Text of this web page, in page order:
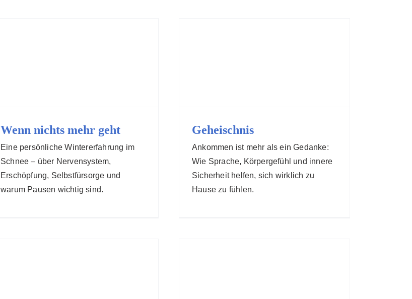
Wenn nichts mehr geht
Eine persönliche Wintererfahrung im
Schnee – über Nervensystem,
Erschöpfung, Selbstfürsorge und
warum Pausen wichtig sind.
Geheischnis
Ankommen ist mehr als ein Gedanke:
Wie Sprache, Körpergefühl und innere
Sicherheit helfen, sich wirklich zu
Hause zu fühlen.